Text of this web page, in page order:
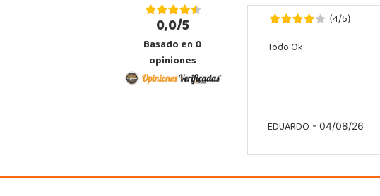
0,0/5
Basado en0
opiniones
(4/5)
Todo Ok
EDUARDO - 04/08/26